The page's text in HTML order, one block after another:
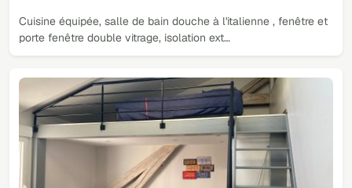
Cuisine équipée, salle de bain douche à l'italienne , fenêtre et
porte fenêtre double vitrage, isolation ext…